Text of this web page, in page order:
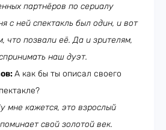
партнёров по сериалу
с ней спектакль был один, и вот
что позвали её. Да и зрителям,
наш дуэт.
А как бы ты описал своего
мне кажется, это взрослый
свой золотой век.